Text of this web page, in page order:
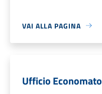
VAI ALLA PAGINA
Ufficio Economato